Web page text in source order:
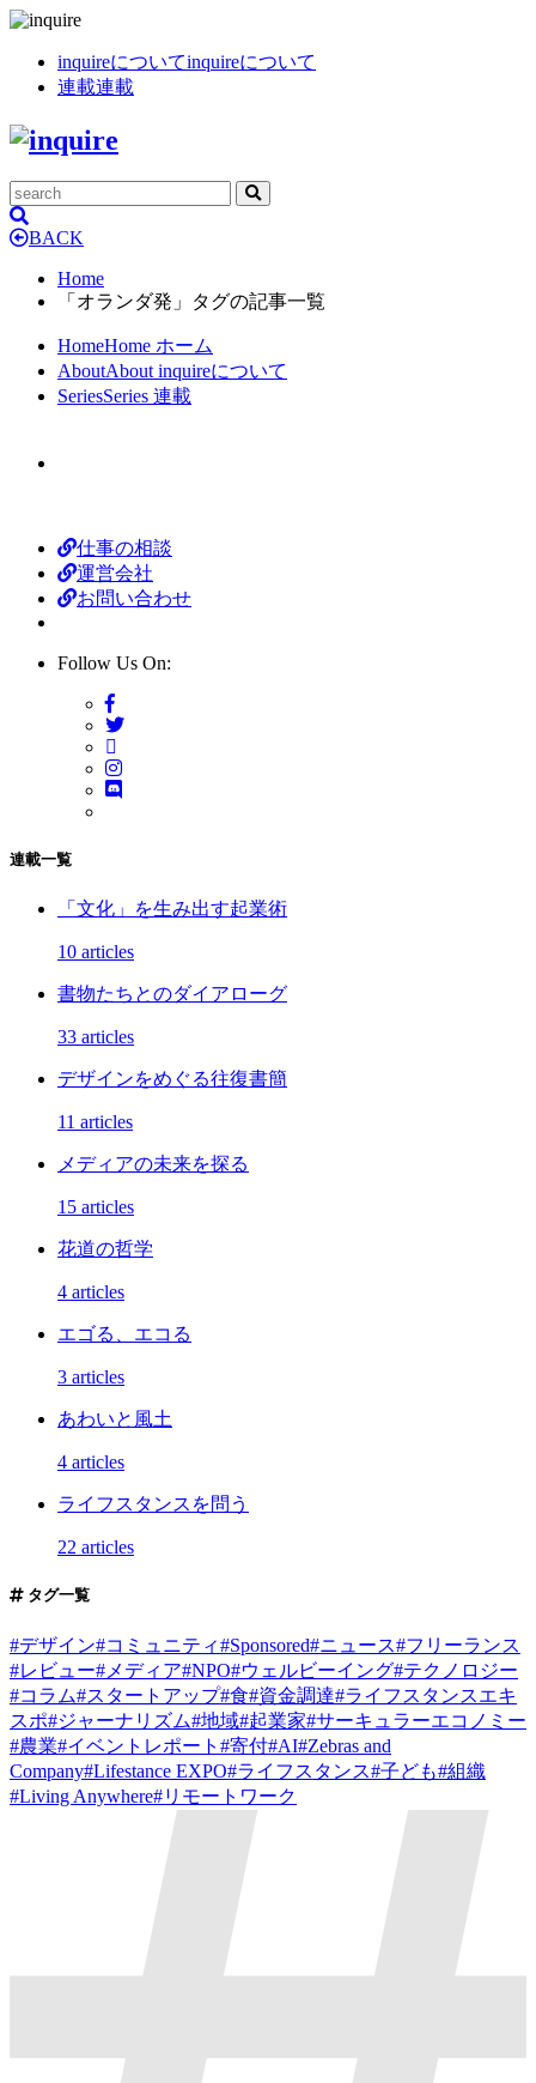
inquireについてinquireについて
連載連載
BACK
Home
「オランダ発」タグの記事一覧
HomeHome ホーム
AboutAbout inquireについて
SeriesSeries 連載
仕事の相談
運営会社
お問い合わせ
Follow Us On:
連載一覧
「文化」を生み出す起業術
10 articles
書物たちとのダイアローグ
33 articles
デザインをめぐる往復書簡
11 articles
メディアの未来を探る
15 articles
花道の哲学
4 articles
エゴる、エコる
3 articles
あわいと風土
4 articles
ライフスタンスを問う
22 articles
タグ一覧
#デザイン#コミュニティ#Sponsored#ニュース#フリーランス
#レビュー# メディア#NPO#ウェルビーイング#テクノロジー
#コラム#スタートアップ#食#資金調達#ライフスタンスエキ
スポ#ジャーナリズム#地域#起業家#サーキュラーエコノミー
#農業#イベントレポート #寄付#AI#Zebras and
Company#Lifestance EXPO#ライフスタンス#子ども#組織
#Living Anywhere#リモートワーク